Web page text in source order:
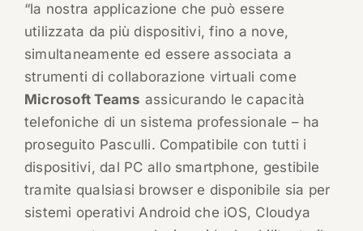
“la nostra applicazione che può essere
utilizzata da più dispositivi, fino a nove,
simultaneamente ed essere associata a
strumenti di collaborazione virtuali come
Microsoft Teams assicurando le capacità
telefoniche di un sistema professionale – ha
proseguito Pasculli. Compatibile con tutti i
dispositivi, dal PC allo smartphone, gestibile
tramite qualsiasi browser e disponibile sia per
sistemi operativi Android che iOS, Cloudya